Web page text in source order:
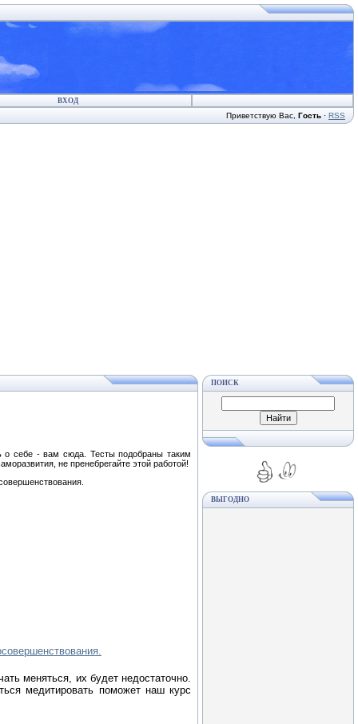
ВХОД
Приветствую Вас Гость · RSS
о себе - вам сюда. Тесты подобраны таким
не пренебрегайте этой работой!
меняться, их будет недостаточно.
медитировать поможет наш курс
ПОИСК
ВЫГОДНО